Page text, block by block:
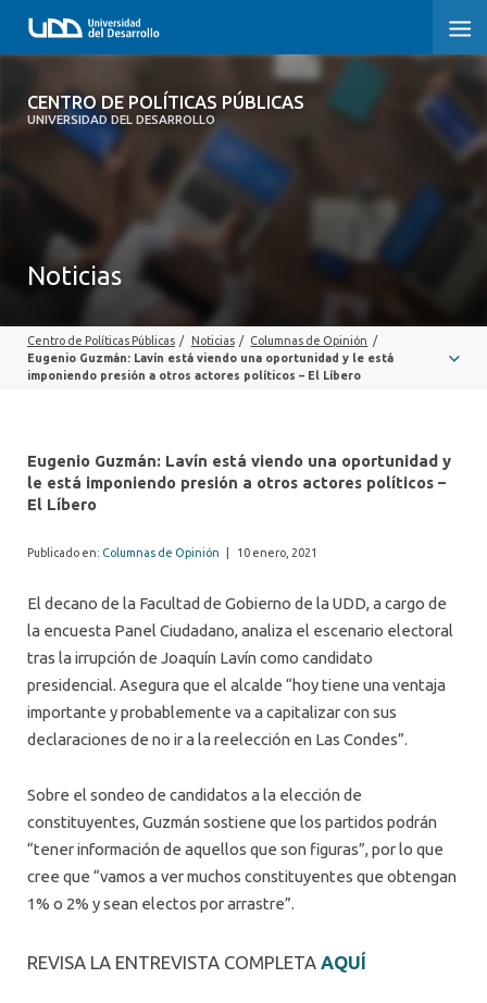
CENTRO DE POLÍTICAS PÚBLICAS
UNIVERSIDAD DEL DESARROLLO
CENTRO DE POLÍTICAS PÚBLICAS
DOCUMENTOS DE TRABAJO
Noticias
Centro de Políticas Públicas / Noticias / Columnas de Opinión /
Eugenio Guzmán: Lavín está viendo una oportunidad y le está
imponiendo presión a otros actores políticos – El Líbero
Eugenio Guzmán: Lavín está viendo una oportunidad y
le está imponiendo presión a otros actores políticos –
El Líbero
Publicado en: Columnas de Opinión 10 enero, 2021
El decano de la Facultad de Gobierno de la UDD, a cargo de
la encuesta Panel Ciudadano, analiza el escenario electoral
tras la irrupción de Joaquín Lavín como candidato
presidencial. Asegura que el alcalde “hoy tiene una ventaja
importante y probablemente va a capitalizar con sus
declaraciones de no ir a la reelección en Las Condes”.
Sobre el sondeo de candidatos a la elección de
constituyentes, Guzmán sostiene que los partidos podrán
“tener información de aquellos que son figuras”, por lo que
cree que “vamos a ver muchos constituyentes que obtengan
1% o 2% y sean electos por arrastre”.
REVISA LA ENTREVISTA COMPLETA AQUÍ